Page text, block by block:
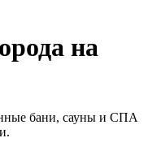
на
бани, сауны и СПА